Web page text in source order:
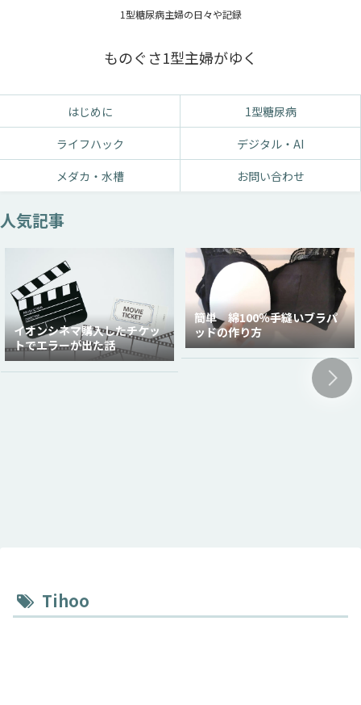
1型糖尿病主婦の日々や記録
ものぐさ1型主婦がゆく
はじめに
1型糖尿病
ライフハック
デジタル・AI
メダカ・水槽
お問い合わせ
人気記事
イオンシネマ購入したチケッ
トでエラーが出た話
簡単 綿100％手縫いブラパ
ッドの作り方
Tihoo